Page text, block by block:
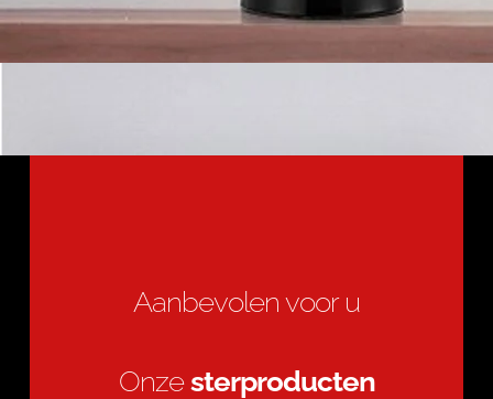
Aanbevolen voor u
Onzesterproducten